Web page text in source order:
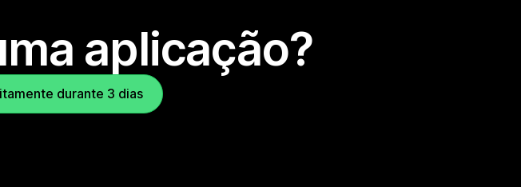
aplicação?
durante 3 dias